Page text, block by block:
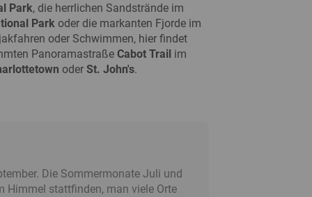
Park, die herrlichen Sandstrände im
Parkoder die markanten Fjorde im
oder Schwimmen, hier findet
Panoramastraße Cabot Trail im
oder St. John's.
Die Sommermonate Juli und
Himmel stattfinden, man viele Orte